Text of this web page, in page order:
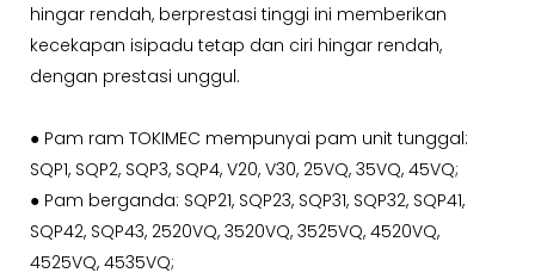
hingar rendah, berprestasi tinggi ini memberikan
kecekapan isipadu tetap dan ciri hingar rendah,
dengan prestasi unggul.
● Pam ram TOKIMEC mempunyai pam unit tunggal:
SQP1, SQP2, SQP3, SQP4, V20, V30, 25VQ, 35VQ, 45VQ;
● Pam berganda: SQP21, SQP23, SQP31, SQP32, SQP41,
SQP42, SQP43, 2520VQ, 3520VQ, 3525VQ, 4520VQ,
4525VQ, 4535VQ;